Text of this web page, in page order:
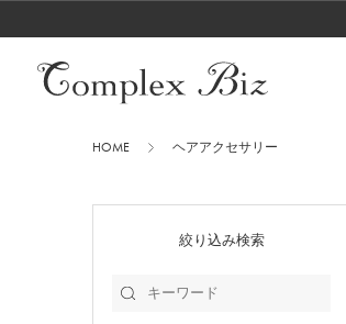
HOME ヘアアクセサリー
絞り込み検索